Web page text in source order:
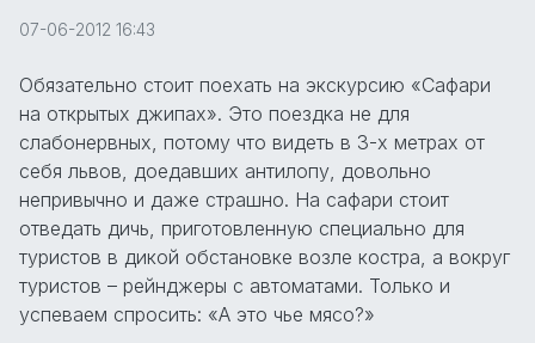
07-06-2012 16:43
Обязательно стоит поехать на экскурсию «Сафари
на открытых джипах». Это поездка не для
слабонервных, потому что видеть в 3-х метрах от
себя львов, доедавших антилопу, довольно
непривычно и даже страшно. На сафари стоит
отведать дичь, приготовленную специально для
туристов в дикой обстановке возле костра, а вокруг
туристов – рейнджеры с автоматами. Только и
успеваем спросить: «А это чье мясо?»